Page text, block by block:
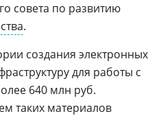
совета по развитию
.
создания электронных
для работы с
640 млн руб.
таких материалов